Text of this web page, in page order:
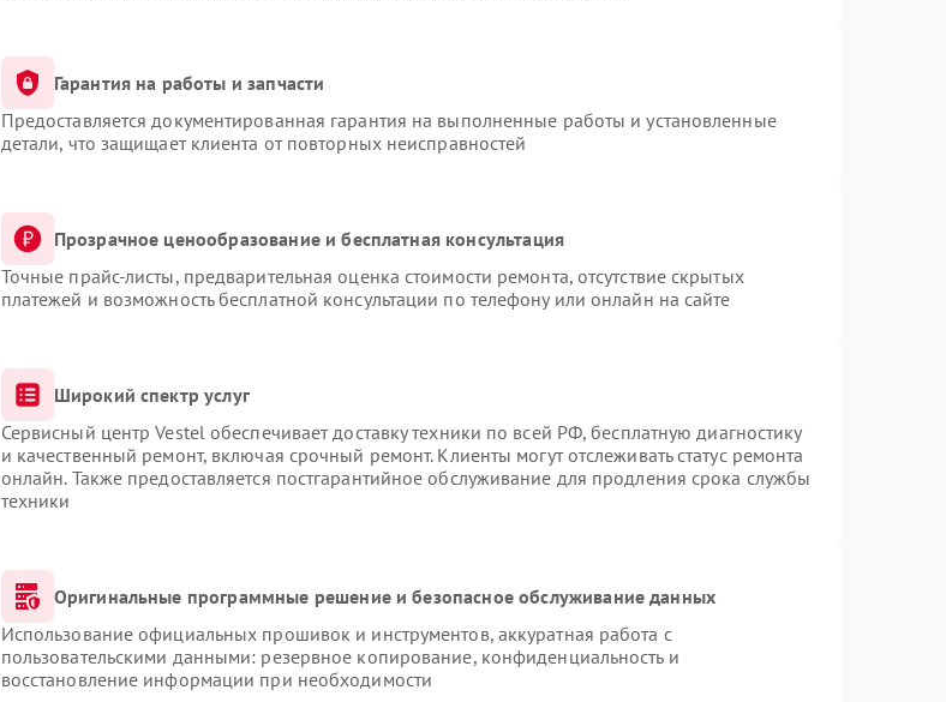
Гарантия на работы и запчасти
Предоставляется документированная гарантия на выполненные работы и установленные
детали, что защищает клиента от повторных неисправностей
Прозрачное ценообразование и бесплатная консультация
Точные прайс-листы, предварительная оценка стоимости ремонта, отсутствие скрытых
платежей и возможность бесплатной консультации по телефону или онлайн на сайте
Широкий спектр услуг
Сервисный центр Vestel обеспечивает доставку техники по всей РФ, бесплатную диагностику
и качественный ремонт, включая срочный ремонт. Клиенты могут отслеживать статус ремонта
онлайн. Также предоставляется постгарантийное обслуживание для продления срока службы
техники
Оригинальные программные решение и безопасное обслуживание данных
Использование официальных прошивок и инструментов, аккуратная работа с
пользовательскими данными: резервное копирование, конфиденциальность и
восстановление информации при необходимости